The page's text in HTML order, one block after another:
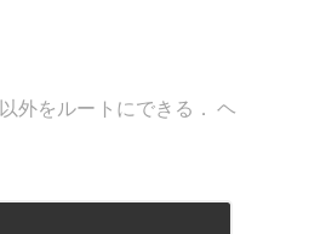
以外をルートにできる． ヘ